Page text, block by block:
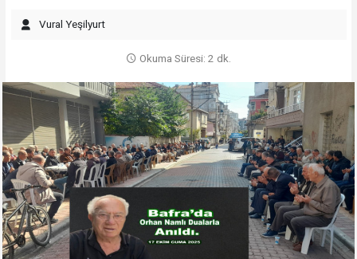
Vural Yeşilyurt
Okuma Süresi: 2 dk.